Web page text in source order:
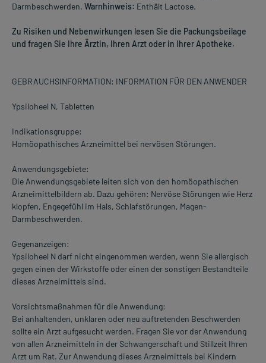
Darmbeschwerden. Warnhinweis: Enthält Lactose.
Zu Risiken und Nebenwirkungen lesen Sie die Packungsbeilage
und fragen Sie Ihre Ärztin, Ihren Arzt oder in Ihrer Apotheke.
GEBRAUCHSINFORMATION: INFORMATION FÜR DEN ANWENDER
Ypsiloheel N, Tabletten
Indikationsgruppe:
Homöopathisches Arzneimittel bei nervösen Störungen.
Anwendungsgebiete:
Die Anwendungsgebiete leiten sich von den homöopathischen
Arzneimittelbildern ab. Dazu gehören: Nervöse Störungen wie Herz
klopfen, Engegefühl im Hals, Schlafstörungen, Magen-
Darmbeschwerden.
Gegenanzeigen:
Ypsiloheel N darf nicht eingenommen werden, wenn Sie allergisch
gegen einen der Wirkstoffe oder einen der sonstigen Bestandteile
dieses Arzneimittels sind.
Vorsichtsmaßnahmen für die Anwendung:
Bei anhaltenden, unklaren oder neu auftretenden Beschwerden
sollte ein Arzt aufgesucht werden. Fragen Sie vor der Anwendung
von allen Arzneimitteln in der Schwangerschaft und Stillzeit Ihren
Arzt um Rat. Zur Anwendung dieses Arzneimittels bei Kindern